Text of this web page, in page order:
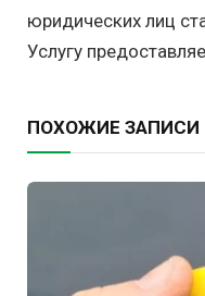
юридических лиц
Услугу
ПОХОЖИЕ ЗАПИСИ